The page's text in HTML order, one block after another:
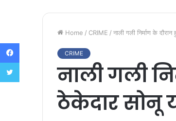
Home / CRIME / नाली गली निर्माण के
CRIME
नाली गली
ठेकेदार सोनू